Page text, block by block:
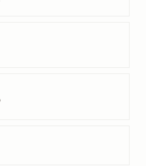
語の活用
る英語」を目指す／「和文
と「連想ゲーム」／和英辞
から／例文収集の方法／
実用もアプリで気軽に